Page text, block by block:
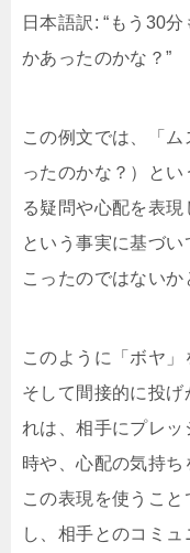
日本語訳: “もう30
かあったのかな？”
この例文では、「
ったのかな？）と
る疑問や心配を表
という事実に基づ
こったのではないか
このように「ボヤ」
そして間接的に投げ
れは、相手にプレ
時や、心配の気持ち
この表現を使うこ
し、相手とのコミ